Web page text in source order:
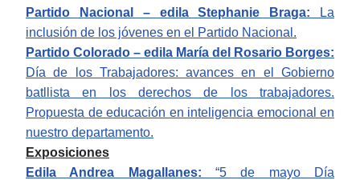
Partido Nacional – edila Stephanie Braga:
La
inclusión de los jóvenes en el Partido Nacional.
Partido Colorado – edila María del Rosario Borges:
Día de los Trabajadores: avances en el Gobierno
batllista en los derechos de los trabajadores.
Propuesta de educación en inteligencia emocional en
nuestro departamento.
Exposiciones
Edila Andrea Magallanes: “5 de mayo Día